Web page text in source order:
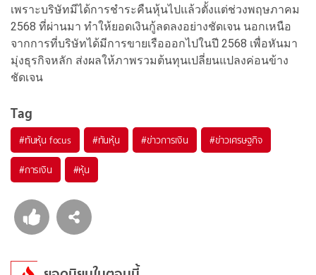
เพราะบริษัทมีได้การชำระคืนหุ้นไปแล้วตั้งแต่ช่วงพฤษภาคม
2568 ที่ผ่านมา ทำให้ยอดเงินกู้ลดลงอย่างชัดเจน นอกเหนือ
จากการที่บริษัทได้มีการขายเรือออกไปในปี 2568 เพื่อหันมา
มุ่งธุรกิจหลัก ส่งผลให้ภาพรวมต้นทุนเปลี่ยนแปลงค่อนข้าง
ชัดเจน
Tag
#ทันหุ้น focus #ทันหุ้น #ข่าวการเงิน #ข่าวเศรษฐกิจ
#การเงิน #หุ้น